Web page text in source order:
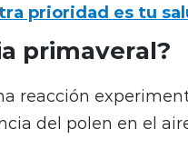
prioridad es tu
primaveral?
reacción
del polen en el